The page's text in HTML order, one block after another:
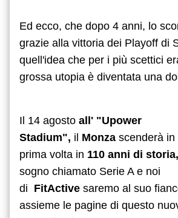
Ed ecco, che dopo 4 anni, lo
grazie alla vittoria dei Playoff di
quell'idea che per i più scettici
grossa utopia è diventata una
Il 14 agosto all' "Upower
Stadium", il Monza scenderà
prima volta in 110 anni di storia,
sogno chiamato Serie A e noi
di FitActive saremo al suo
assieme le pagine di questo